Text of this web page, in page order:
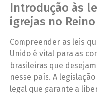
Introdução às
igrejas no
Compreender as leis
Unido é vital para as
brasileiras que
nesse país. A
legal que garante a